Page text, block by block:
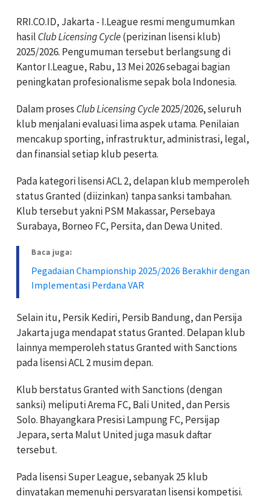
RRI.CO.ID, Jakarta - I.League resmi mengumumkan
hasil Club Licensing Cycle(perizinan lisensi klub)
2025/2026. Pengumuman tersebut berlangsung di
Kantor I.League, Rabu, 13 Mei 2026 sebagai bagian
peningkatan profesionalisme sepak bola Indonesia.
Dalam proses Club Licensing Cycle2025/2026, seluruh
klub menjalani evaluasi lima aspek utama. Penilaian
mencakup sporting, infrastruktur, administrasi, legal,
dan finansial setiap klub peserta.
Pada kategori lisensi ACL 2, delapan klub memperoleh
status Granted (diizinkan) tanpa sanksi tambahan.
Klub tersebut yakni PSM Makassar, Persebaya
Surabaya, Borneo FC, Persita, dan Dewa United.
Baca juga:
Pegadaian Championship 2025/2026 Berakhir dengan
Implementasi Perdana VAR
Selain itu, Persik Kediri, Persib Bandung, dan Persija
Jakarta juga mendapat status Granted. Delapan klub
lainnya memperoleh status Granted with Sanctions
pada lisensi ACL 2 musim depan.
Klub berstatus Granted with Sanctions (dengan
sanksi) meliputi Arema FC, Bali United, dan Persis
Solo. Bhayangkara Presisi Lampung FC, Persijap
Jepara, serta Malut United juga masuk daftar
tersebut.
Pada lisensi Super League, sebanyak 25 klub
dinyatakan memenuhi persyaratan lisensi kompetisi.